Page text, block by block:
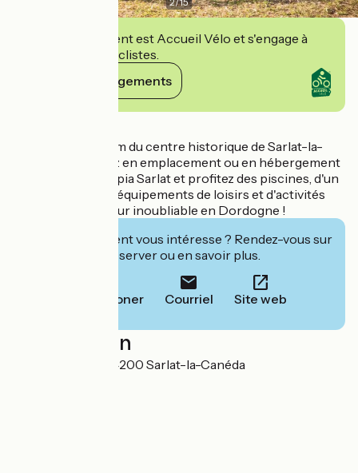
Cet établissement est Accueil Vélo et s'engage à
accueillir des cyclistes.
Voir ses engagements
À seulement 800m du centre historique de Sarlat-la-
Canéda, séjournez en emplacement ou en hébergement
au camping Huttopia Sarlat et profitez des piscines, d'un
Café-Comptoir, d'équipements de loisirs et d'activités
d'été pour un séjour inoubliable en Dordogne !
Cet établissement vous intéresse ? Rendez-vous sur
leur site pour réserver ou en savoir plus.
Téléphoner Courriel Site web
Localisation
Rue Jean Gabin 24200 Sarlat-la-Canéda